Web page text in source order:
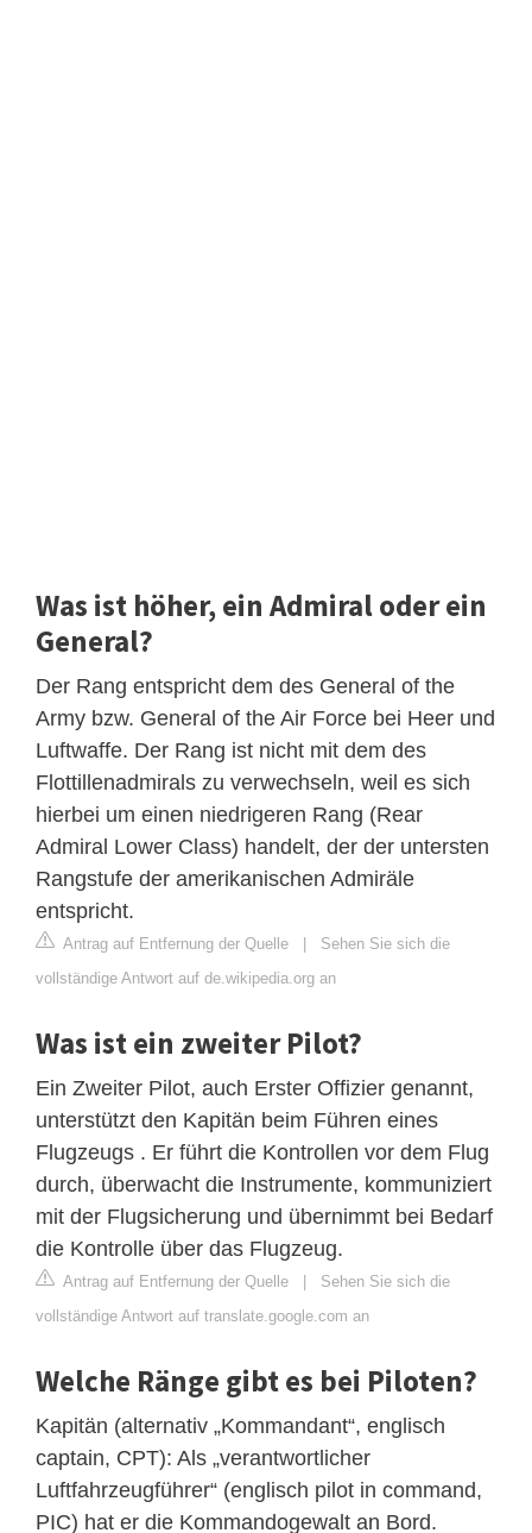
Was ist höher, ein Admiral oder ein
General?
Der Rang entspricht dem des General of the
Army bzw. General of the Air Force bei Heer und
Luftwaffe. Der Rang ist nicht mit dem des
Flottillenadmirals zu verwechseln, weil es sich
hierbei um einen niedrigeren Rang (Rear
Admiral Lower Class) handelt, der der untersten
Rangstufe der amerikanischen Admiräle
entspricht.
Antrag auf Entfernung der Quelle | Sehen Sie sich die
vollständige Antwort auf de.wikipedia.org an
Was ist ein zweiter Pilot?
Ein Zweiter Pilot, auch Erster Offizier genannt,
unterstützt den Kapitän beim Führen eines
Flugzeugs . Er führt die Kontrollen vor dem Flug
durch, überwacht die Instrumente, kommuniziert
mit der Flugsicherung und übernimmt bei Bedarf
die Kontrolle über das Flugzeug.
Antrag auf Entfernung der Quelle | Sehen Sie sich die
vollständige Antwort auf translate.google.com an
Welche Ränge gibt es bei Piloten?
Kapitän (alternativ „Kommandant“, englisch
captain, CPT): Als „verantwortlicher
Luftfahrzeugführer“ (englisch pilot in command,
PIC) hat er die Kommandogewalt an Bord.